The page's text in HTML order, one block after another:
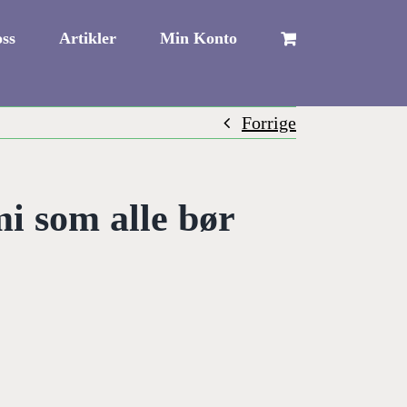
Artikler Min Konto
Forrige
som alle bør